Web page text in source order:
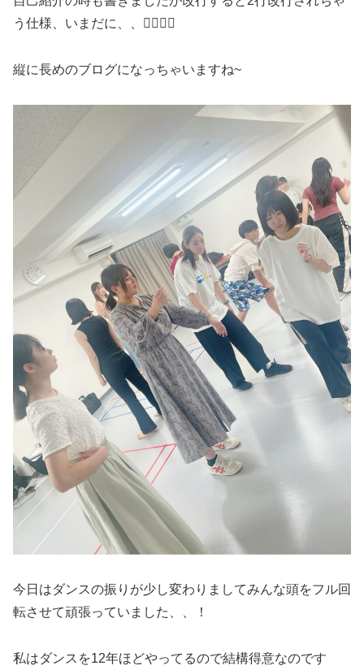
う仕様、いまだに、、🙂‍↕️🙂‍↕️
縦に長めのブログになっちゃいますね~
今日はダンスの振りが少し変わりましてみんな頭をフル回
転させて頑張っていました、、！
私はダンスを12年ほどやってるので結構得意なのです